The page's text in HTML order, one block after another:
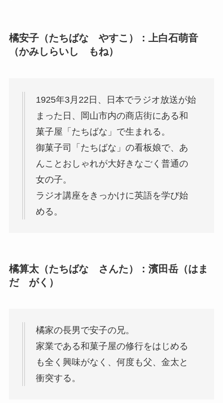
橘安子（たちばな やすこ）：上白石萌音
（かみしらいし もね）
1925年3月22日、日本でラジオ放送が始
まった日、岡山市内の商店街にある和
菓子屋「たちばな」で生まれる。
御菓子司「たちばな」の看板娘で、あ
んことおしゃれが大好きなごく普通の
女の子。
ラジオ講座をきっかけに英語を学び始
める。
橘算太（たちばな さんた）：濱田岳（はま
だ がく）
橘家の長男で安子の兄。
家業である和菓子屋の修行をはじめる
も全く興味がなく、何度も父、金太と
衝突する。